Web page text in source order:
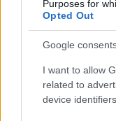
Purposes for
Opted Out
Google
I want to allow
related to
device